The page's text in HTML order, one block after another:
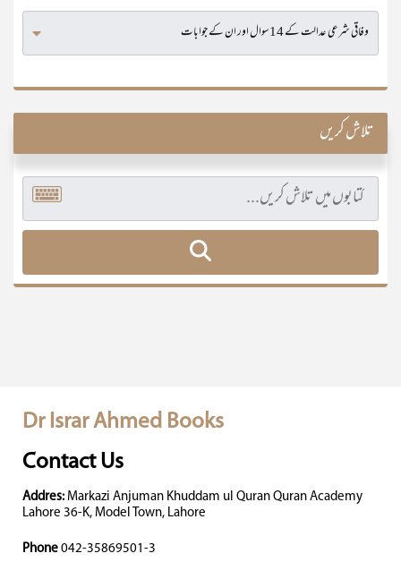
تلاش کریں
Dr Israr Ahmed Books
Contact Us
Addres: Markazi Anjuman Khuddam ul Quran Quran Academy
Lahore 36-K, Model Town, Lahore
Phone 042-35869501-3